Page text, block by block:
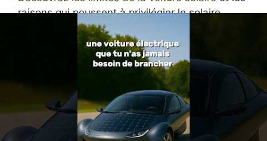
raisons qui poussent à privilégier le solaire
domestique pour alimenter les véhicules
Perspectives d’avenir
pour les voitures
électriques solaires